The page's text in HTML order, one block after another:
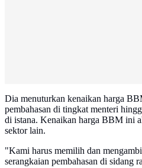
Dia menuturkan kenaikan harga
pembahasan di tingkat menteri
di istana. Kenaikan harga BBM ini
sektor lain.
"Kami harus memilih dan
serangkaian pembahasan di sidang